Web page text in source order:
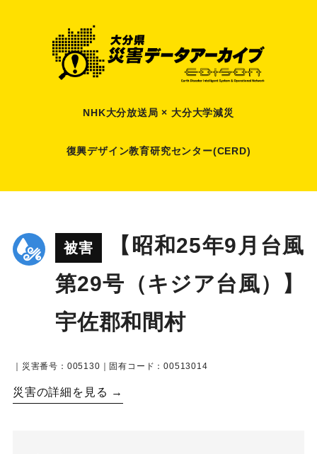
NHK大分放送局 × 大分大学減災
復興デザイン教育研究センター(CERD)
被害
【昭和25年9月台風
第29号（キジア台風）】
宇佐郡和間村
｜災害番号：005130｜固有コード：00513014
災害の詳細を見る →